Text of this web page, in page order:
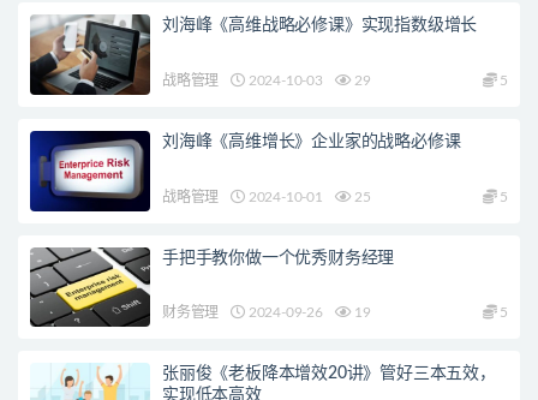
刘海峰《高维战略必修课》实现指数级增长
战略管理 2024-10-03 29 5
刘海峰《高维增长》企业家的战略必修课
战略管理 2024-10-01 25 5
手把手教你做一个优秀财务经理
财务管理 2024-09-26 19 5
张丽俊《老板降本增效20讲》管好三本五效，
实现低本高效